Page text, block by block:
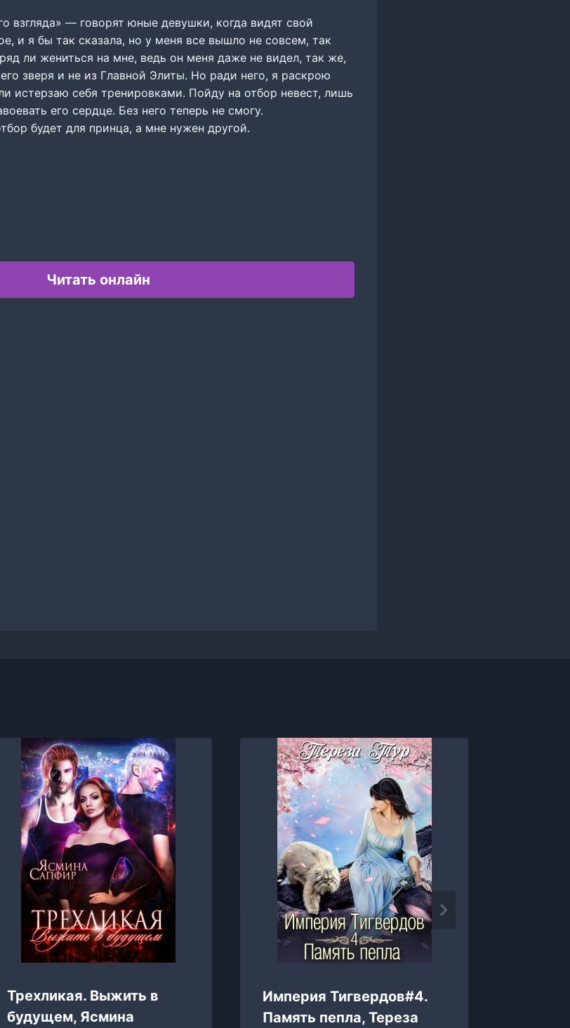
взгляда» — говорят юные девушки, когда видят свой
и я бы так сказала, но у меня все вышло не совсем, так
ли жениться на мне, ведь он меня даже не видел, так же,
зверя и не из Главной Элиты. Но ради него, я раскрою
истерзаю себя тренировками. Пойду на отбор невест, лишь
его сердце. Без него теперь не смогу.
будет для принца, а мне нужен другой.
Читать онлайн
Трехликая. Выжить в
будущем, Ясмина
Империя Тигвердов#4.
Память пепла, Тереза